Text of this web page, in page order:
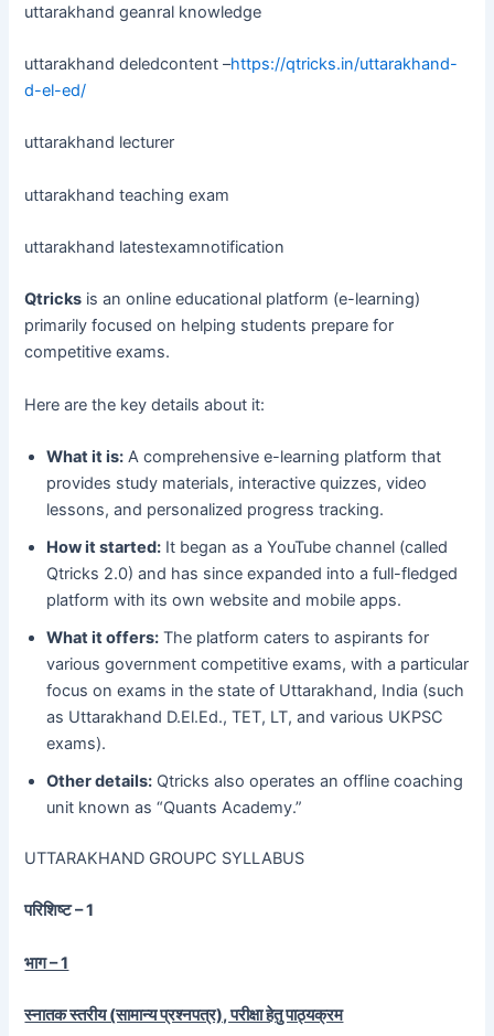
uttarakhand geanral knowledge
uttarakhand deledcontent –https://qtricks.in/uttarakhand-
d-el-ed/
uttarakhand lecturer
uttarakhand teaching exam
uttarakhand latestexamnotification
Qtricks is an online educational platform (e-learning)
primarily focused on helping students prepare for
competitive exams.
Here are the key details about it:
What it is: A comprehensive e-learning platform that
provides study materials, interactive quizzes, video
lessons, and personalized progress tracking.
How it started: It began as a YouTube channel (called
Qtricks 2.0) and has since expanded into a full-fledged
platform with its own website and mobile apps.
What it offers: The platform caters to aspirants for
various government competitive exams, with a particular
focus on exams in the state of Uttarakhand, India (such
as Uttarakhand D.El.Ed., TET, LT, and various UKPSC
exams).
Other details: Qtricks also operates an offline coaching
unit known as “Quants Academy.”
UTTARAKHAND GROUPC SYLLABUS
परिशिष्ट – 1
भाग – 1
स्नातक स्तरीय (सामान्य प्रश्नपत्र), परीक्षा हेतु पाठ्यक्रम